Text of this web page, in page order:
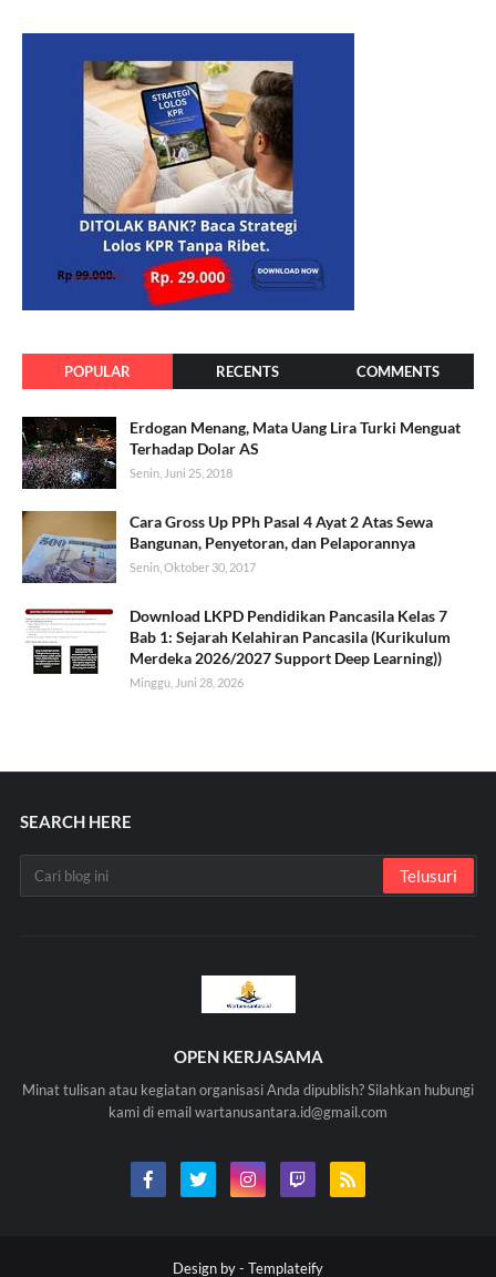
POPULAR RECENTS COMMENTS
Erdogan Menang, Mata Uang Lira Turki Menguat
Terhadap Dolar AS
Senin, Juni 25, 2018
Cara Gross Up PPh Pasal 4 Ayat 2 Atas Sewa
Bangunan, Penyetoran, dan Pelaporannya
Senin, Oktober 30, 2017
Download LKPD Pendidikan Pancasila Kelas 7
Bab 1: Sejarah Kelahiran Pancasila (Kurikulum
Merdeka 2026/2027 Support Deep Learning))
Minggu, Juni 28, 2026
SEARCH HERE
OPEN KERJASAMA
Minat tulisan atau kegiatan organisasi Anda dipublish? Silahkan hubungi
kami di email wartanusantara.id@gmail.com
Design by - Templateify